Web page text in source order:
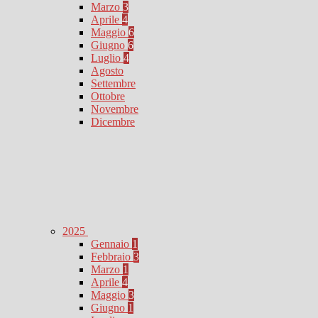
Marzo 3
Aprile 4
Maggio 6
Giugno 6
Luglio 4
Agosto
Settembre
Ottobre
Novembre
Dicembre
2025
Gennaio 1
Febbraio 3
Marzo 1
Aprile 4
Maggio 3
Giugno 1